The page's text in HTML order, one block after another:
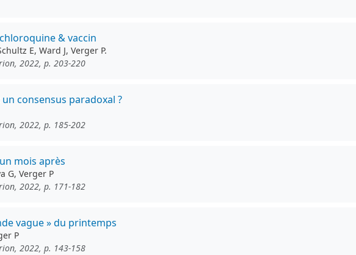
& vaccin
E, Ward J, Verger P.
2022, p. 203-220
consensus paradoxal ?
2022, p. 185-202
mois après
G, Verger P
2022, p. 171-182
vague » du printemps
P
2022, p. 143-158